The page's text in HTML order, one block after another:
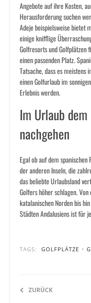
Angebote auf ihre Kosten,
Herausforderung suchen
Adeje beispielsweise bietet
einige knifflige
Golfresorts und Golfplätzen
einen passenden Platz.
Tatsache, dass es meistens
einen Golfurlaub im
Erlebnis werden.
Im Urlaub
nachgehen
Egal ob auf dem
der anderen Inseln, die
das beliebte Urlaubsland
Golfers höher schlagen.
katalanischen Norden bis
Städten Andalusiens ist für
TAGS: GOLFPLÄTZE •
ZURÜCK